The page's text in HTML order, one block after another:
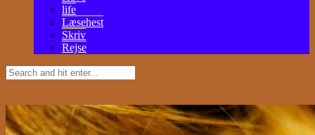
life
Læsehest
Skriv
Rejse